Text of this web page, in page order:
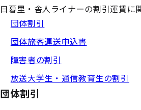
日暮里・舎人ライナーの割引運賃に
団体割引
団体旅客運送申込書
障害者の割引
放送大学生・通信教育生の割引
団体割引